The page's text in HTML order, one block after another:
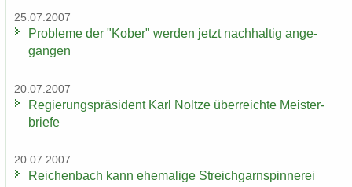
25.07.2007
Pro­ble­me der "Kober" wer­den jetzt nach­hal­tig an­ge­
gan­gen
20.07.2007
Re­gie­rungs­prä­si­dent Karl Nolt­ze über­reich­te Meis­ter­
brie­fe
20.07.2007
Rei­chen­bach kann ehe­ma­li­ge Streich­garn­spin­ne­rei